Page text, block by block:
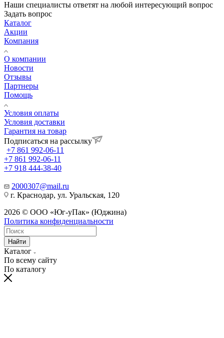
Наши специалисты ответят на любой интересующий вопрос
Задать вопрос
Каталог
Акции
Компания
О компании
Новости
Отзывы
Партнеры
Помощь
Условия оплаты
Условия доставки
Гарантия на товар
Подписаться на рассылку
+7 861 992-06-11
+7 861 992-06-11
+7 918 444-38-40
2000307@mail.ru
г. Краснодар, ул. Уральская, 120
2026 © ООО «Юг-уПак» (Юджина)
Политика конфиденциальности
Найти
Каталог
По всему сайту
По каталогу